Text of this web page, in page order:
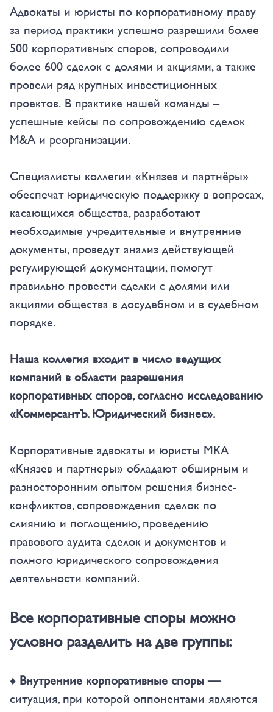
Адвокаты и юристы по корпоративному праву
за период практики успешно разрешили более
500 корпоративных споров, сопроводили
более 600 сделок c долями и акциями, а также
провели ряд крупных инвестиционных
проектов. В практике нашей команды –
успешные кейсы по сопровождению сделок
M&A и реорганизации.
Специалисты коллегии «Князев и партнёры»
обеспечат юридическую поддержку в вопросах,
касающихся общества, разработают
необходимые учредительные и внутренние
документы, проведут анализ действующей
регулирующей документации, помогут
правильно провести сделки с долями или
акциями общества в досудебном и в судебном
порядке.
Наша коллегия входит в число ведущих
компаний в области разрешения
корпоративных споров, согласно исследованию
«КоммерсантЪ. Юридический бизнес».
Корпоративные адвокаты и юристы МКА
«Князев и партнеры» обладают обширным и
разносторонним опытом решения бизнес-
конфликтов, сопровождения сделок по
слиянию и поглощению, проведению
правового аудита сделок и документов и
полного юридического сопровождения
деятельности компаний.
Все корпоративные споры можно
условно разделить на две группы:
♦ Внутренние корпоративные споры —
ситуация, при которой оппонентами являются